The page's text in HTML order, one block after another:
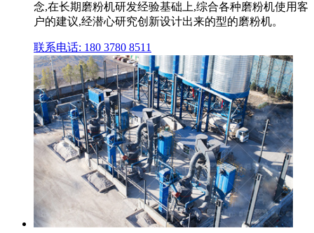
念,在长期磨粉机研发经验基础上,综合各种磨粉机使用客
户的建议,经潜心研究创新设计出来的型的磨粉机。
联系电话: 180 3780 8511